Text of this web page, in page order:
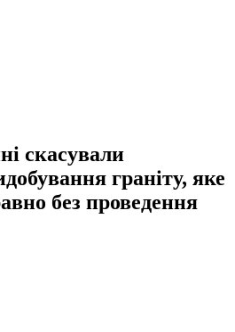
скасували
граніту, яке
без проведення